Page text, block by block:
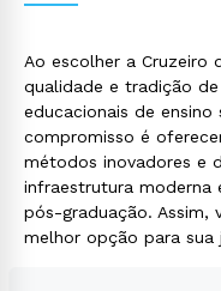
Ao escolher a Cruzeiro
qualidade e tradição
educacionais de
compromisso é
métodos inovadores e
infraestrutura moderna
pós-graduação. Assim,
melhor opção para sua